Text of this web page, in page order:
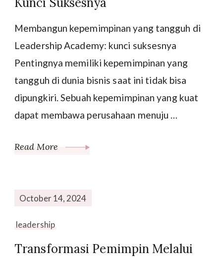
Membangun kepemimpinan yang tangguh di
Leadership Academy: kunci suksesnya
Pentingnya memiliki kepemimpinan yang
tangguh di dunia bisnis saat ini tidak bisa
dipungkiri. Sebuah kepemimpinan yang kuat
dapat membawa perusahaan menuju …
Read More
October 14, 2024
leadership
Transformasi Pemimpin Melalui